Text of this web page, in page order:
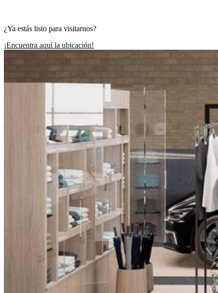
¿Ya estás listo para visitarnos?
¡Encuentra aquí la ubicación!